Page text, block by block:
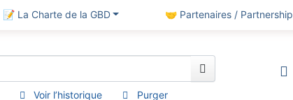
📝 La Charte de la GBD 🤝 Partenaires / Partnership
Voir l’historique Purger